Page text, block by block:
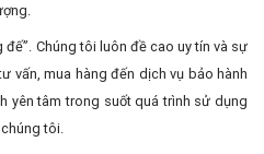
đế”. Chúng tôi luôn đề cao uy tín và sự
vấn, mua hàng đến dịch vụ bảo hành
yên tâm trong suốt quá trình sử dụng
tôi.